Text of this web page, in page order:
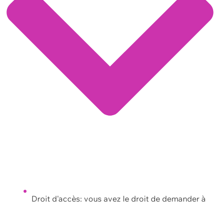
Droit d'accès: vous avez le droit de demander à